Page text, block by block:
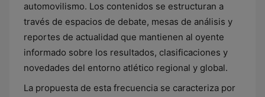
automovilismo. Los contenidos se estructuran a
través de espacios de debate, mesas de análisis y
reportes de actualidad que mantienen al oyente
informado sobre los resultados, clasificaciones y
novedades del entorno atlético regional y global.
La propuesta de esta frecuencia se caracteriza por